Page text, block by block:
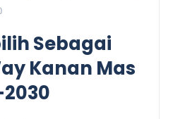
Sebagai
Kanan Mas